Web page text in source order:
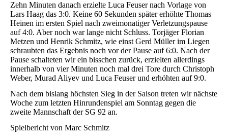
Zehn Minuten danach erzielte Luca Feuser nach Vorlage von
Lars Haag das 3:0. Keine 60 Sekunden später erhöhte Thomas
Heinen im ersten Spiel nach zweimonatiger Verletzungspause
auf 4:0. Aber noch war lange nicht Schluss. Torjäger Florian
Metzen und Henrik Schmitz, wie einst Gerd Müller im Liegen
schraubten das Ergebnis noch vor der Pause auf 6:0. Nach der
Pause schalteten wir ein bisschen zurück, erzielten allerdings
innerhalb von vier Minuten noch mal drei Tore durch Christoph
Weber, Murad Aliyev und Luca Feuser und erhöhten auf 9:0.
Nach dem bislang höchsten Sieg in der Saison treten wir nächste
Woche zum letzten Hinrundenspiel am Sonntag gegen die
zweite Mannschaft der SG 92 an.
Spielbericht von Marc Schmitz